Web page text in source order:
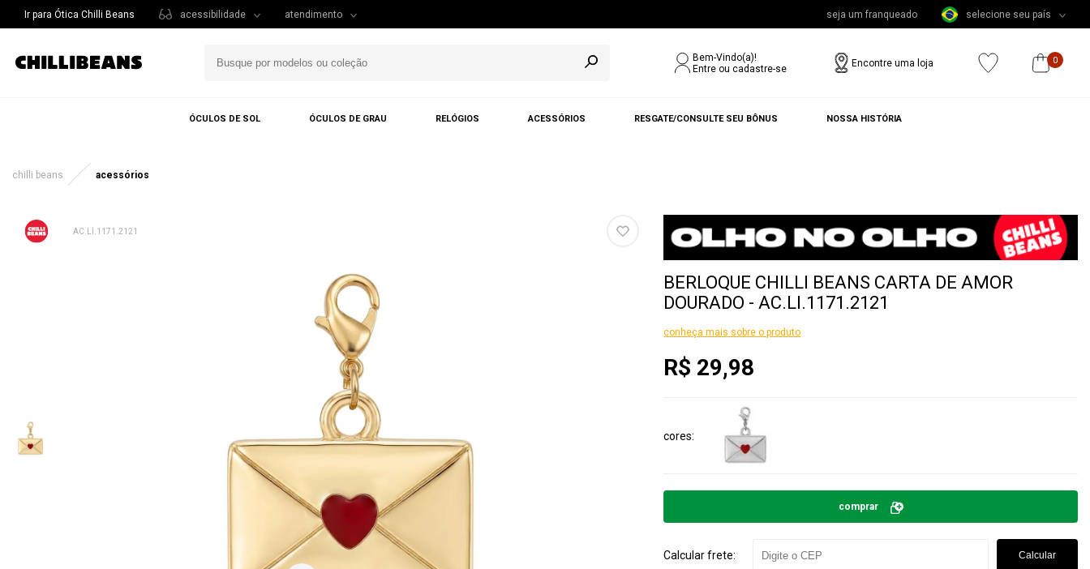
Ir para Ótica Chilli Beans acessibilidade atendimento seja um franqueado selecione seu país
Bem-Vindo(a)!
Entre ou cadastre-se
Encontre uma loja 0
ÓCULOS DE SOL ÓCULOS DE GRAU RELÓGIOS ACESSÓRIOS RESGATE/CONSULTE SEU BÔNUS NOSSA HISTÓRIA
chilli beans acessórios
AC.LI.1171.2121
BERLOQUE CHILLI BEANS CARTA DE AMOR
DOURADO - AC.LI.1171.2121
conheça mais sobre o produto
R$ 29,98
cores
comprar
Calcular frete: Calcular